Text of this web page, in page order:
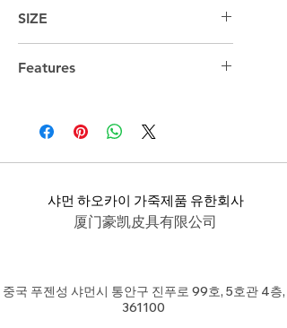
SIZE
Features
샤먼 하오카이 가죽제품 유한회사
厦门豪凯皮具有限公司
중국 푸젠성 샤먼시 통안구 진푸로 99호, 5호관 4층,
361100